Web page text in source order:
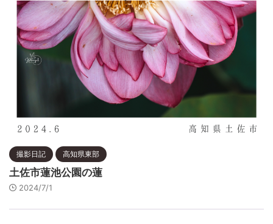
撮影日記 高知県東部
土佐市蓮池公園の蓮
2024/7/1